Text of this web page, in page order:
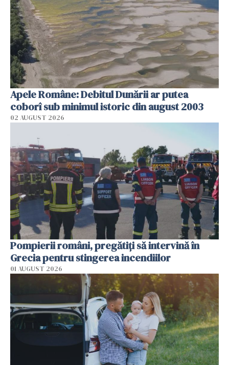
Apele Române: Debitul Dunării ar putea
coborî sub minimul istoric din august 2003
02 AUGUST 2026
Pompierii români, pregătiţi să intervină în
Grecia pentru stingerea incendiilor
01 AUGUST 2026